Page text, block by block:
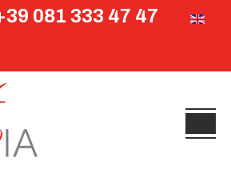
081 333 47 47